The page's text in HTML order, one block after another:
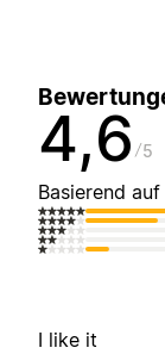
4,6 5
Basierend
I like it